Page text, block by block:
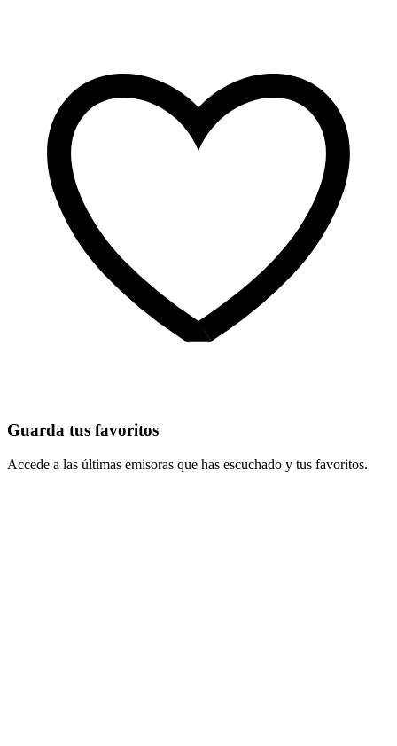
Guarda tus favoritos
Accede a las últimas emisoras que has escuchado y tus favoritos.